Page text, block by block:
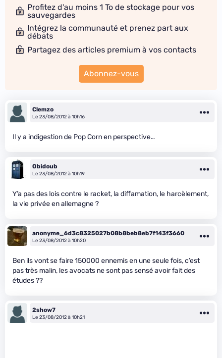
Profitez d'au moins 1 To de stockage pour vos
sauvegardes
Intégrez la communauté et prenez part aux
débats
Partagez des articles premium à vos contacts
Abonnez-vous
Clemzo
Le 23/08/2012 à 10h16
Il y a indigestion de Pop Corn en perspective…
Obidoub
Le 23/08/2012 à 10h19
Y’a pas des lois contre le racket, la diffamation, le harcèlement,
la vie privée en allemagne ?
anonyme_6d3c8325027b08b8beb8eb7f143f3660
Le 23/08/2012 à 10h20
Ben ils vont se faire 150000 ennemis en une seule fois, c’est
pas très malin, les avocats ne sont pas sensé avoir fait des
études ??
2show7
Le 23/08/2012 à 10h21